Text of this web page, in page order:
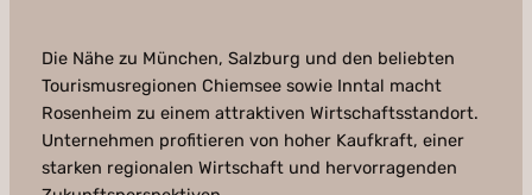
Die Nähe zu München, Salzburg und den beliebten
Tourismusregionen Chiemsee sowie Inntal macht
Rosenheim zu einem attraktiven Wirtschaftsstandort.
Unternehmen profitieren von hoher Kaufkraft, einer
starken regionalen Wirtschaft und hervorragenden